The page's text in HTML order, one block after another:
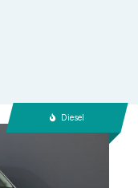
Diesel